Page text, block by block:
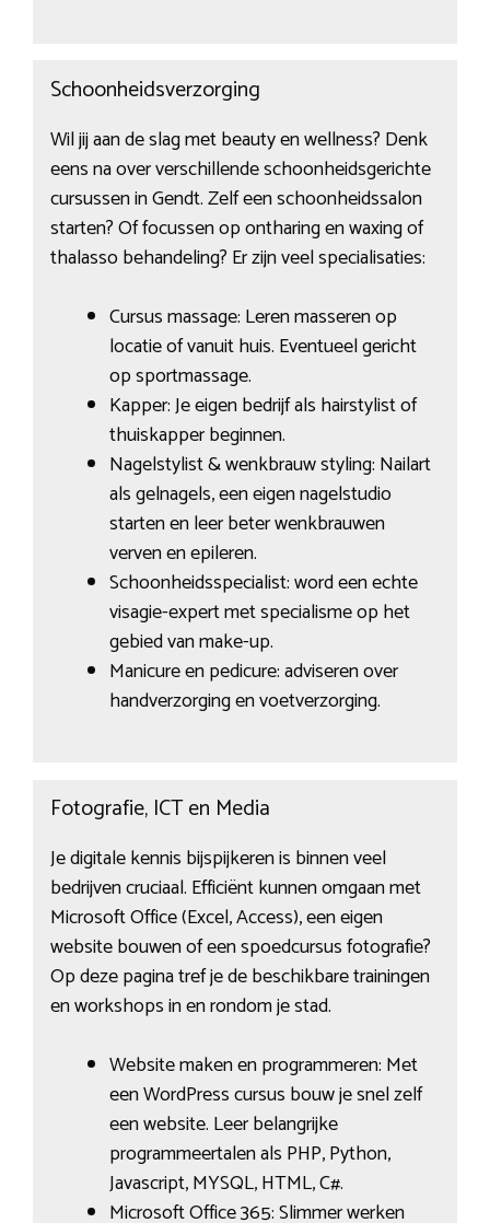
Schoonheidsverzorging
Wil jij aan de slag met beauty en wellness? Denk
eens na over verschillende schoonheidsgerichte
cursussen in Gendt. Zelf een schoonheidssalon
starten? Of focussen op ontharing en waxing of
thalasso behandeling? Er zijn veel specialisaties:
Cursus massage: Leren masseren op
locatie of vanuit huis. Eventueel gericht
op sportmassage.
Kapper: Je eigen bedrijf als hairstylist of
thuiskapper beginnen.
Nagelstylist & wenkbrauw styling: Nailart
als gelnagels, een eigen nagelstudio
starten en leer beter wenkbrauwen
verven en epileren.
Schoonheidsspecialist: word een echte
visagie-expert met specialisme op het
gebied van make-up.
Manicure en pedicure: adviseren over
handverzorging en voetverzorging.
Fotografie, ICT en Media
Je digitale kennis bijspijkeren is binnen veel
bedrijven cruciaal. Efficiënt kunnen omgaan met
Microsoft Office (Excel, Access), een eigen
website bouwen of een spoedcursus fotografie?
Op deze pagina tref je de beschikbare trainingen
en workshops in en rondom je stad.
Website maken en programmeren: Met
een WordPress cursus bouw je snel zelf
een website. Leer belangrijke
programmeertalen als PHP, Python,
Javascript, MYSQL, HTML, C#.
Microsoft Office 365: Slimmer werken